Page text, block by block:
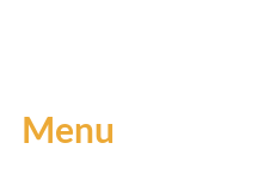
Menu